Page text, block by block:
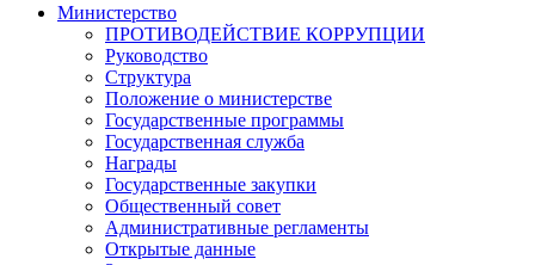
Министерство
ПРОТИВОДЕЙСТВИЕ КОРРУПЦИИ
Руководство
Структура
Положение о министерстве
Государственные программы
Государственная служба
Награды
Государственные закупки
Общественный совет
Административные регламенты
Открытые данные